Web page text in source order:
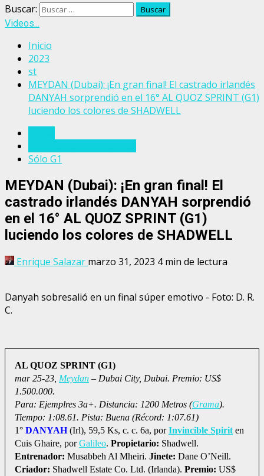
Buscar:
Videos...
Inicio
2023
st
MEYDAN (Dubai): ¡En gran final! El castrado irlandés
DANYAH sorprendió en el 16° AL QUOZ SPRINT (G1)
luciendo los colores de SHADWELL
Sólo G1
MEYDAN (Dubai): ¡En gran final! El
castrado irlandés DANYAH sorprendió
en el 16° AL QUOZ SPRINT (G1)
luciendo los colores de SHADWELL
Enrique Salazar marzo 31, 2023 4 min de lectura
Danyah sobresalió en un final súper emotivo - Foto: D. R.
C.
AL QUOZ SPRINT (G1)
mar 25-23, Meydan – Dubai City, Dubai. Premio: US$
1.500.000.
Para: Ejemplres 3a+. Distancia: 1200 Metros (Grama).
Tiempo: 1:08.61. Pista: Buena (Récord: 1:07.61)
1° DANYAH(Irl), 59,5 Ks, c. c. 6a, porInvincible Spirit en
Cuis Ghaire, porGalileo. Propietario: Shadwell.
Entrenador: Musabbeh Al Mheiri. Jinete: Dane O’Neill.
Criador: Shadwell Estate Co. Ltd. (Irlanda). Premio: US$